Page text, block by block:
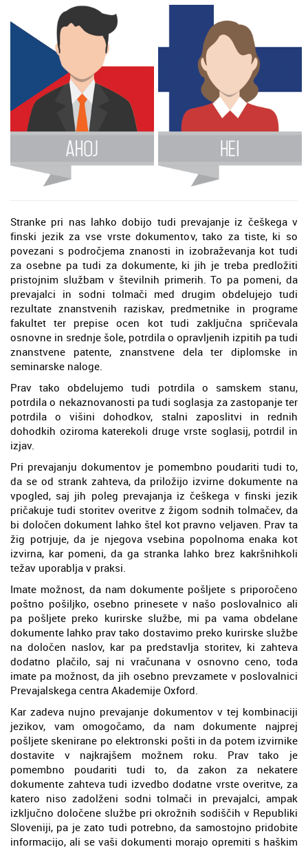
Stranke pri nas lahko dobijo tudi prevajanje iz češkega v
finski jezik za vse vrste dokumentov, tako za tiste, ki so
povezani s področjema znanosti in izobraževanja kot tudi
za osebne pa tudi za dokumente, ki jih je treba predložiti
pristojnim službam v številnih primerih. To pa pomeni, da
prevajalci in sodni tolmači med drugim obdelujejo tudi
rezultate znanstvenih raziskav, predmetnike in programe
fakultet ter prepise ocen kot tudi zaključna spričevala
osnovne in srednje šole, potrdila o opravljenih izpitih pa tudi
znanstvene patente, znanstvene dela ter diplomske in
seminarske naloge.
Prav tako obdelujemo tudi potrdila o samskem stanu,
potrdila o nekaznovanosti pa tudi soglasja za zastopanje ter
potrdila o višini dohodkov, stalni zaposlitvi in rednih
dohodkih oziroma katerekoli druge vrste soglasij, potrdil in
izjav.
Pri prevajanju dokumentov je pomembno poudariti tudi to,
da se od strank zahteva, da priložijo izvirne dokumente na
vpogled, saj jih poleg prevajanja iz češkega v finski jezik
pričakuje tudi storitev overitve z žigom sodnih tolmačev, da
bi določen dokument lahko štel kot pravno veljaven. Prav ta
žig potrjuje, da je njegova vsebina popolnoma enaka kot
izvirna, kar pomeni, da ga stranka lahko brez kakršnihkoli
težav uporablja v praksi.
Imate možnost, da nam dokumente pošljete s priporočeno
poštno pošiljko, osebno prinesete v našo poslovalnico ali
pa pošljete preko kurirske službe, mi pa vama obdelane
dokumente lahko prav tako dostavimo preko kurirske službe
na določen naslov, kar pa predstavlja storitev, ki zahteva
dodatno plačilo, saj ni vračunana v osnovno ceno, toda
imate pa možnost, da jih osebno prevzamete v poslovalnici
Prevajalskega centra Akademije Oxford.
Kar zadeva nujno prevajanje dokumentov v tej kombinaciji
jezikov, vam omogočamo, da nam dokumente najprej
pošljete skenirane po elektronski pošti in da potem izvirnike
dostavite v najkrajšem možnem roku. Prav tako je
pomembno poudariti tudi to, da zakon za nekatere
dokumente zahteva tudi izvedbo dodatne vrste overitve, za
katero niso zadolženi sodni tolmači in prevajalci, ampak
izključno določene službe pri okrožnih sodiščih v Republiki
Sloveniji, pa je zato tudi potrebno, da samostojno pridobite
informacijo, ali se vaši dokumenti morajo opremiti s haškim